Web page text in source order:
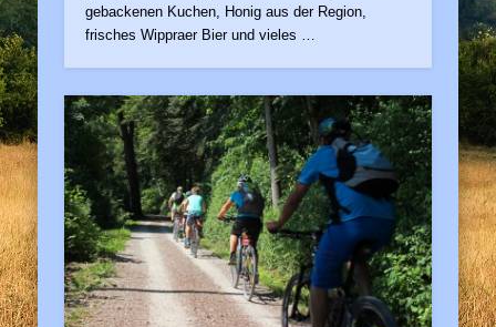
gebackenen Kuchen, Honig aus der Region,
frisches Wippraer Bier und vieles …